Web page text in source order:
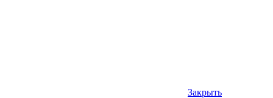
Закрыть